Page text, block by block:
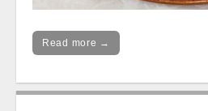
Read more →